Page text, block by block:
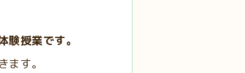
授業です。
す。